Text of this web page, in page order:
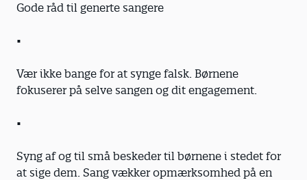
Gode råd til generte sangere
•
Vær ikke bange for at synge falsk. Børnene
fokuserer på selve sangen og dit engagement.
•
Syng af og til små beskeder til børnene i stedet for
at sige dem. Sang vækker opmærksomhed på en